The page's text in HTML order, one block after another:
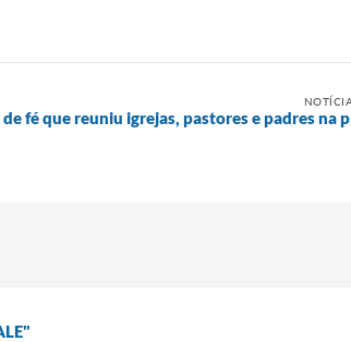
fé que reuniu igrejas, pastores e padres na